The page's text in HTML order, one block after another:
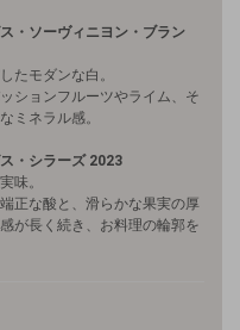
・ソーヴィニヨン・ブラン
たモダンな白。
ションフルーツやライム、そ
ミネラル感。
・シラーズ 2023
味。
正な酸と、滑らかな果実の厚
が長く続き、お料理の輪郭を